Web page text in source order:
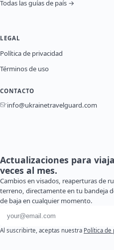
Todas las guías de país →
LEGAL
Política de privacidad
Términos de uso
CONTACTO
info@ukrainetravelguard.com
Actualizaciones para
veces al mes.
Cambios en visados, reaperturas de
terreno, directamente en tu bandeja
de baja en cualquier momento.
Dirección de correo electrónico
Al suscribirte, aceptas nuestra Política de